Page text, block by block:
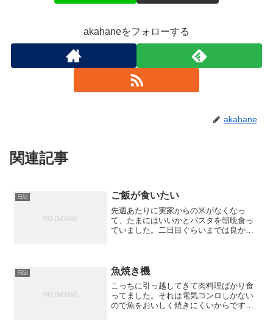
akahaneをフォローする
akahane
関連記事
日記 ご飯が食いたい
先週あたりに実家からの米がなくなっ
て、たまにはいいかとパスタを朝晩食っ
ていました。二日目ぐらいまでは良かっ
欲望です！ やはり日本人な...
日記 魚焼き機
こっちに引っ越してきて肉料理ばかり食
ってました。それは電気コンロしかない
ので魚をおいしく焼きにくいからです。